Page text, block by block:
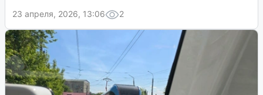
23 апреля, 2026, 13:06
2